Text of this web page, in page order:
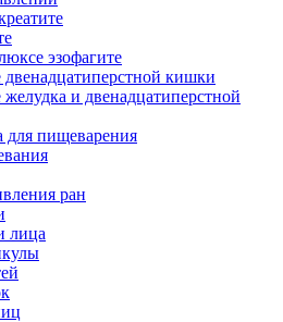
эзофагите
двенадцатиперстной кишки
желудка и двенадцатиперстной
для пищеварения
ран
лица